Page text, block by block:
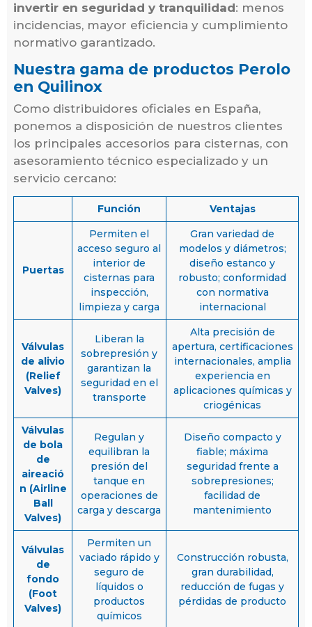
invertir en seguridad y tranquilidad: menos
incidencias, mayor eficiencia y cumplimiento
normativo garantizado.
Nuestra gama de productos Perolo
en Quilinox
Como distribuidores oficiales en España,
ponemos a disposición de nuestros clientes
los principales accesorios para cisternas, con
asesoramiento técnico especializado y un
servicio cercano:
Función Ventajas
Puertas
Permiten el
acceso seguro al
interior de
cisternas para
inspección,
limpieza y carga
Gran variedad de
modelos y diámetros;
diseño estanco y
robusto; conformidad
con normativa
internacional
Válvulas
de alivio
(Relief
Valves)
Liberan la
sobrepresión y
garantizan la
seguridad en el
transporte
Alta precisión de
apertura, certificaciones
internacionales, amplia
experiencia en
aplicaciones químicas y
criogénicas
Válvulas
de bola
de
aireació
n (Airline
Ball
Valves)
Regulan y
equilibran la
presión del
tanque en
operaciones de
carga y descarga
Diseño compacto y
fiable; máxima
seguridad frente a
sobrepresiones;
facilidad de
mantenimiento
Válvulas
de
fondo
(Foot
Valves)
Permiten un
vaciado rápido y
seguro de
líquidos o
productos
químicos
Construcción robusta,
gran durabilidad,
reducción de fugas y
pérdidas de producto